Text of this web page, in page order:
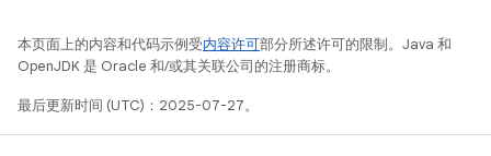
本页面上的内容和代码示例受内容许可部分所述许可的限制。Java 和
OpenJDK 是 Oracle 和/或其关联公司的注册商标。
最后更新时间 (UTC)：2025-07-27。